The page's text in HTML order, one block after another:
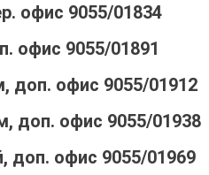
офис 9055/01834
офис 9055/01891
доп. офис 9055/01912
доп. офис 9055/01938
доп. офис 9055/01969